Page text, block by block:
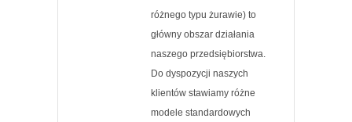
różnego typu żurawie) to
główny obszar działania
naszego przedsiębiorstwa.
Do dyspozycji naszych
klientów stawiamy różne
modele standardowych